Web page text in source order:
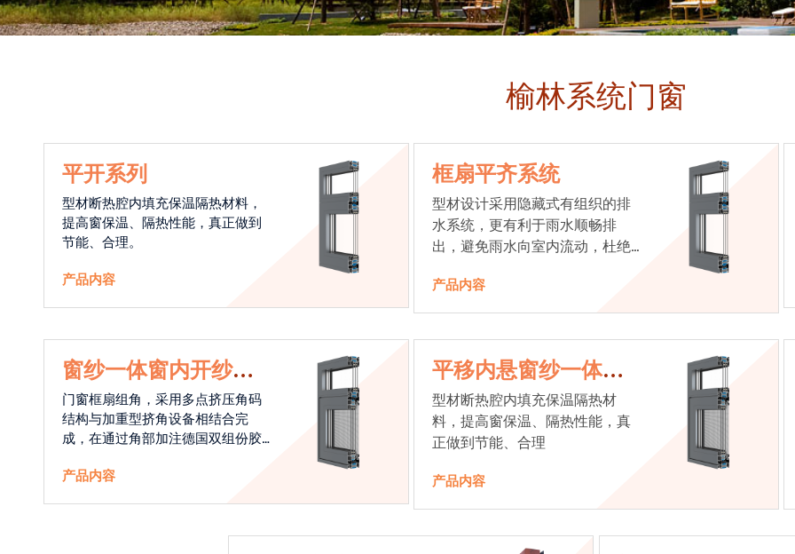
榆林系统门窗
平开系列
型材断热腔内填充保温隔热材料，
提高窗保温、隔热性能，真正做到
节能、合理。
产品内容
框扇平齐系统
型材设计采用隐藏式有组织的排
水系统，更有利于雨水顺畅排
出，避免雨水向室内流动，杜绝
产品内容
窗纱一体窗内开纱外
开系统
门窗框扇组角，采用多点挤压角码
结构与加重型挤角设备相结合完
成，在通过角部加注德国双组份胶
强度，促使窗使用寿命提升5-10
产品内容
平移内悬窗纱一体系
统
型材断热腔内填充保温隔热材
料，提高窗保温、隔热性能，真
正做到节能、合理
产品内容